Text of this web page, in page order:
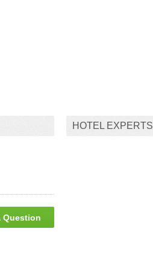
Question
HOTEL EXPERTS